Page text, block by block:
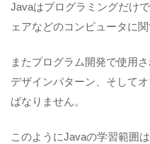
Javaはプログラミングだけ
ェアなどのコンピュータに
またプログラム開発で使用
デザインパターン、そして
ばなりません。
このようにJavaの学習範囲